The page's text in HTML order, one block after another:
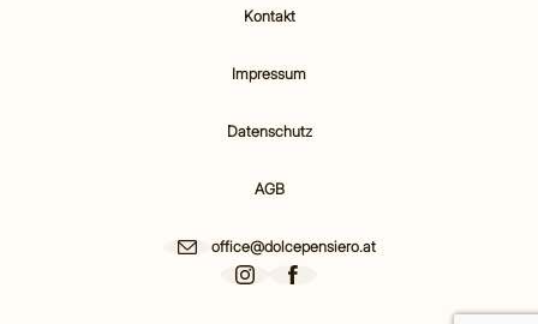
Kontakt
Impressum
Datenschutz
AGB
office@dolcepensiero.at